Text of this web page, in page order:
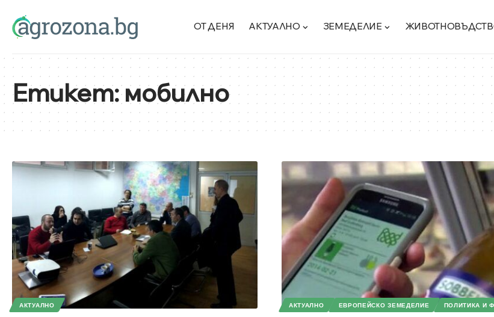
ОТ ДЕНЯ АКТУАЛНО ЗЕМЕДЕЛИЕ
Етикет:мобилно
АКТУАЛНО АКТУАЛНО ЕВРОПЕЙСКО ЗЕМЕДЕЛИЕ ПОЛИТИКА И